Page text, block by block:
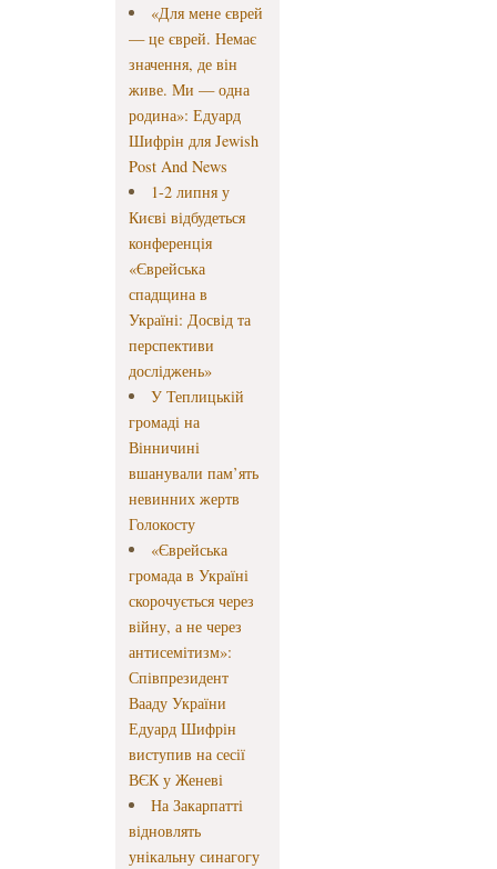
«Для мене єврей
— це єврей. Немає
значення, де він
живе. Ми — одна
родина»: Едуард
Шифрін для Jewish
Post And News
1-2 липня у
Києві відбудеться
конференція
«Єврейська
спадщина в
Україні: Досвід та
перспективи
досліджень»
У Теплицькій
громаді на
Вінничині
вшанували пам’ять
невинних жертв
Голокосту
«Єврейська
громада в Україні
скорочується через
війну, а не через
антисемітизм»:
Співпрезидент
Вааду України
Едуард Шифрін
виступив на сесії
ВЄК у Женеві
На Закарпатті
відновлять
унікальну синагогу